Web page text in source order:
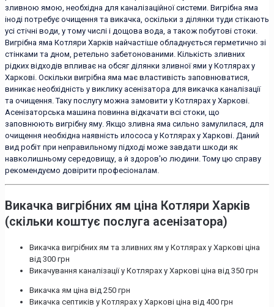
зливною ямою, необхідна для каналізаційної системи. Вигрібна яма
іноді потребує очищення та викачка, оскільки з ділянки туди стікають
усі стічні води, у тому числі і дощова вода, а також побутові стоки.
Вигрібна яма Котляри Харків найчастіше обладнується герметично зі
стінками та дном, ретельно забетонованими. Кількість зливних
рідких відходів впливає на обсяг ділянки зливної ями у Котлярах у
Харкові. Оскільки вигрібна яма має властивість заповнюватися,
виникає необхідність у виклику асенізатора для викачка каналізації
та очищення. Таку послугу можна замовити у Котлярах у Харкові.
Асенізаторська машина повинна відкачати всі стоки, що
заповнюють вигрібну яму. Якщо зливна яма сильно замулилася, для
очищення необхідна наявність илососа у Котлярах у Харкові. Даний
вид робіт при неправильному підході може завдати шкоди як
навколишньому середовищу, а й здоров'ю людини. Тому цю справу
рекомендуємо довірити професіоналам.
Викачка вигрібних ям ціна Котляри Харків
(скільки коштує послуга асенізатора)
Викачка вигрібних ям та зливних ям у Котлярах у Харкові ціна
від 300 грн
Викачування каналізації у Котлярах у Харкові ціна від 350 грн
Викачка ям ціна від 250 грн
Викачка септиків у Котлярах у Харкові ціна від 400 грн